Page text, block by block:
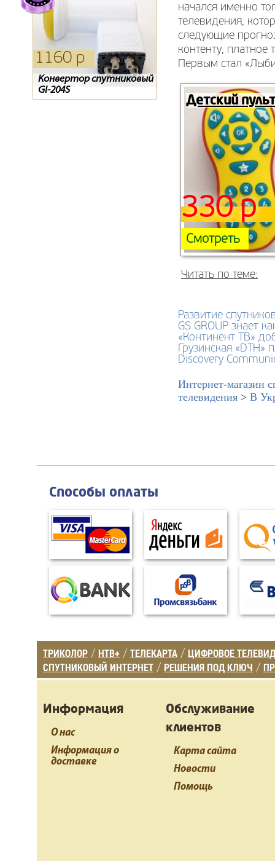
1160 р
Конвертор спутниковый
GI-204S
390 р
Конвертор спутниковый
GI-201
390 р
Пульт для спутникового
ресивера ТЕЛЕКАРТА X80 /
X90, GLOBO X80 / X90
начался именно
телевидения,
следующие
контенту, платное
Первым стал
Детский пульт
Смотреть
330 р
Читать по теме:
Развитие
GS GROUP знает
«Континент ТВ»
Грузинская «DTH»
Discovery
Интернет-магазин
телевидения > В
Способы оплаты
ТРИКОЛОР / НТВ+ / ТЕЛЕКАРТА / ЦИФРОВОЕ
СПУТНИКОВЫЙ ИНТЕРНЕТ / РЕШЕНИЯ ПОД КЛЮЧ /
Информация
О нас
Информация о
доставке
Обслуживание
клиентов
Карта сайта
Новости
Помощь